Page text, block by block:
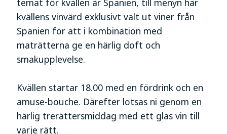
kvällens vinvärd exklusivt valt ut viner från
Spanien för att i kombination med
maträtterna ge en härlig doft och
smakupplevelse.
Kvällen startar 18.00 med en fördrink och en
amuse-bouche. Därefter lotsas ni genom en
härlig trerättersmiddag med ett glas vin till
varje rätt.